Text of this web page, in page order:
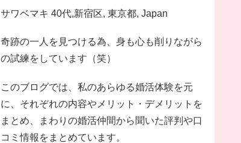
サワベマキ 40代,新宿区, 東京都, Japan
奇跡の一人を見つける為、身も心も削りながら
の試練をしています（笑）
このブログでは、私のあらゆる婚活体験を元
に、それぞれの内容やメリット・デメリットを
まとめ、まわりの婚活仲間から聞いた評判や口
コミ情報をまとめています。